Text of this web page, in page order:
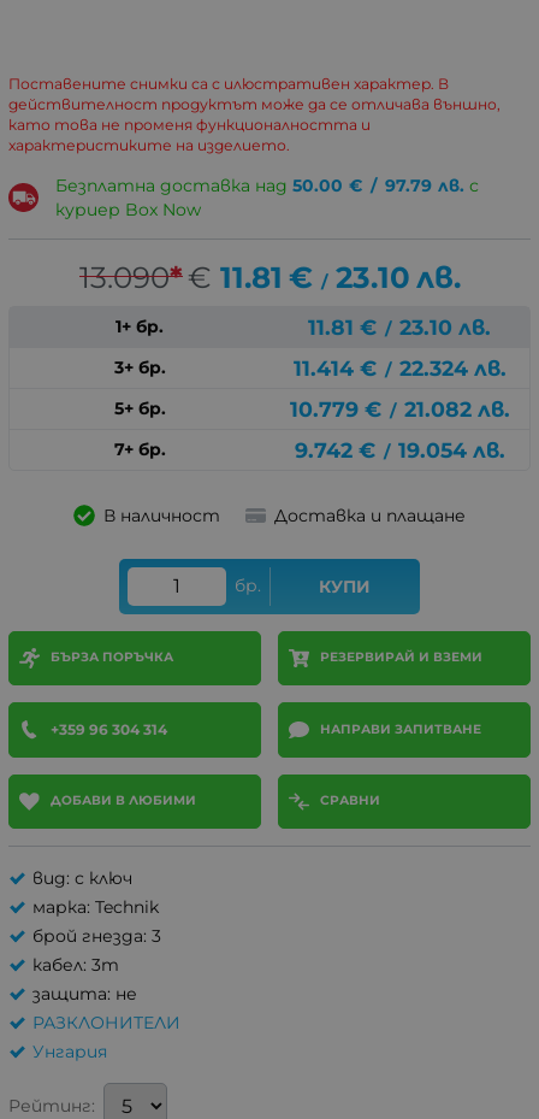
Поставените снимки са с илюстративен характер. В
действителност продуктът може да се отличава външно,
като това не променя функционалността и
характеристиките на изделието.
Безплатна доставка над 50.00 € / 97.79 лв. с
куриер Box Now
13.090*€ 11.81 € / 23.10 лв.
1+ бр. 11.81 € / 23.10 лв.
3+ бр. 11.414 € / 22.324 лв.
5+ бр. 10.779 € / 21.082 лв.
7+ бр. 9.742 € / 19.054 лв.
В наличност Доставка и плащане
бр. КУПИ
БЪРЗА ПОРЪЧКА РЕЗЕРВИРАЙ И ВЗЕМИ
+359 96 304 314 НАПРАВИ ЗАПИТВАНЕ
ДОБАВИ В ЛЮБИМИ СРАВНИ
вид: с ключ
марка: Technik
брой гнезда: 3
кабел: 3m
защита: не
РАЗКЛОНИТЕЛИ
Унгария
Рейтинг: